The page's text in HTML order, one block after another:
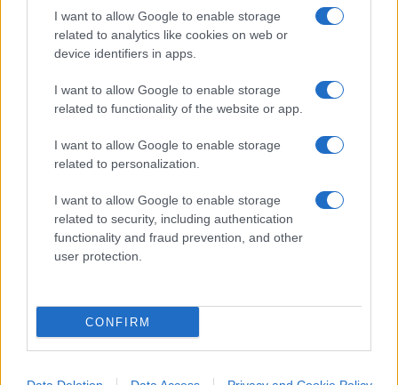
I want to allow Google to enable storage
related to analytics like cookies on web or
device identifiers in apps.
I want to allow Google to enable storage
related to functionality of the website or app.
I want to allow Google to enable storage
related to personalization.
I want to allow Google to enable storage
related to security, including authentication
functionality and fraud prevention, and other
user protection.
CONFIRM
IL PIÙ LETTO DEL MESE